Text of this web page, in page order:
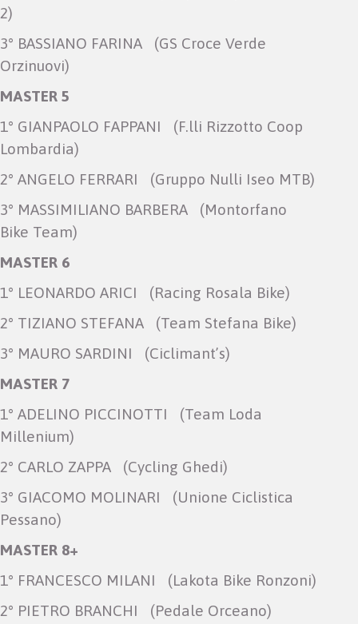
2)
3° BASSIANO FARINA (GS Croce Verde
Orzinuovi)
MASTER 5
1° GIANPAOLO FAPPANI (F.lli Rizzotto Coop
Lombardia)
2° ANGELO FERRARI (Gruppo Nulli Iseo MTB)
3° MASSIMILIANO BARBERA (Montorfano
Bike Team)
MASTER 6
1° LEONARDO ARICI (Racing Rosala Bike)
2° TIZIANO STEFANA (Team Stefana Bike)
3° MAURO SARDINI (Ciclimant’s)
MASTER 7
1° ADELINO PICCINOTTI (Team Loda
Millenium)
2° CARLO ZAPPA (Cycling Ghedi)
3° GIACOMO MOLINARI (Unione Ciclistica
Pessano)
MASTER 8+
1° FRANCESCO MILANI (Lakota Bike Ronzoni)
2° PIETRO BRANCHI (Pedale Orceano)